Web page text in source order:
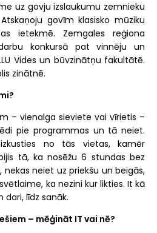
uz govju izslaukumu zemnieku
govīm klasisko mūziku
ietekmē. Zemgales reģiona
konkursā pat vinnēju un
Vides un būvzinātņu fakultātē.
zinātnē.
– vienalga sieviete vai vīrietis –
pie programmas un tā neiet.
no tās vietas, kamēr
tā, ka nosēžu 6 stundas bez
neiet uz priekšu un beigās,
ka nezini kur likties. It kā
dari, līdz sanāk.
– mēģināt IT vai nē?